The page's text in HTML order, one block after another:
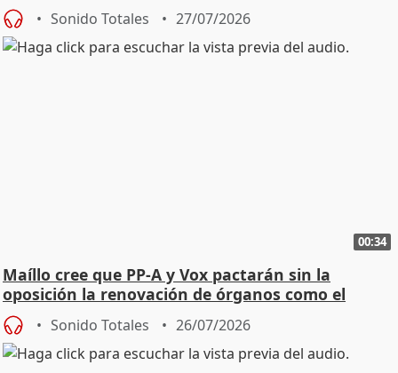
Sonido Totales 27/07/2026
00:34
Maíllo cree que PP-A y Vox pactarán sin la
oposición la renovación de órganos como el
Defensor
Sonido Totales 26/07/2026